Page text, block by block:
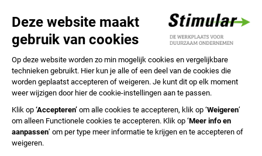
STIMULAR NIEUWSBRIEVEN
ABONNEER NU
Privacyverklaring Cookiebeleid Colofon Disclaimer
In English